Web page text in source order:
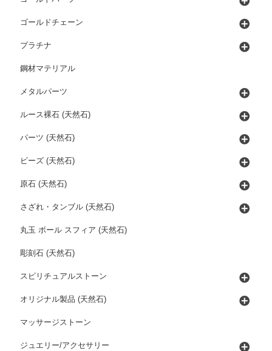
ゴールドチェーン
プラチナ
鋼材マテリアル
メタルパーツ
ルース裸石 (天然石)
パーツ (天然石)
ビーズ (天然石)
原石 (天然石)
さざれ・タンブル (天然石)
丸玉 ボール スフィア (天然石)
彫刻石 (天然石)
スピリチュアルストーン
オリジナル製品 (天然石)
マッサージストーン
ジュエリー/アクセサリー